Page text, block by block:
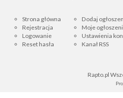
Strona główna
Rejestracja
Logowanie
Reset hasła
Dodaj
Moje
Ustawienia
Kanał RSS
Rapto.pl